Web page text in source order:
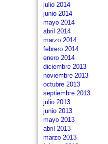
julio 2014
junio 2014
mayo 2014
abril 2014
marzo 2014
febrero 2014
enero 2014
diciembre 2013
noviembre 2013
octubre 2013
septiembre 2013
julio 2013
junio 2013
mayo 2013
abril 2013
marzo 2013